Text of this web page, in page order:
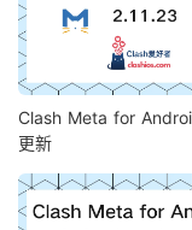
Clash Meta for
更新